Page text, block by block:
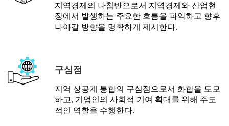
지역경제의 나침반으로서 지역경제와 산업현
장에서 발생하는 주요한 흐름을 파악하고 향후
나아갈 방향을 명확하게 제시한다.
구심점
지역 상공계 통합의 구심점으로서 화합을 도모
하고, 기업인의 사회적 기여 확대를 위해 주도
적인 역할을 수행한다.